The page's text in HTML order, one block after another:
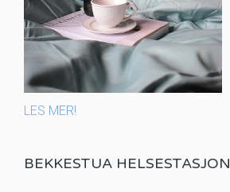
LES MER!
BEKKESTUA HELSESTASJON